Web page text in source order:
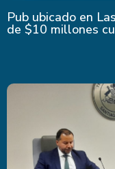
Pub ubicado en
de $10 millones